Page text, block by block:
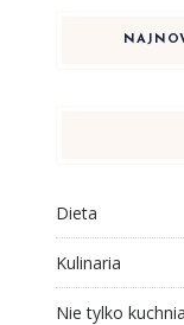
Dieta
Kulinaria
Nie tylko kuchnia